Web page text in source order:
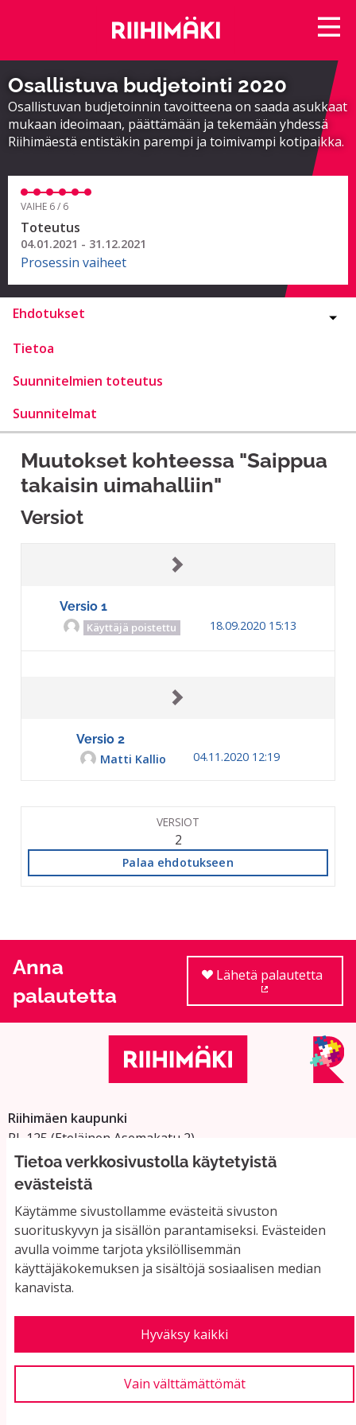
Tietoa verkkosivustolla käytetyistä
evästeistä
Käytämme sivustollamme evästeitä sivuston
suorituskyvyn ja sisällön parantamiseksi. Evästeiden
avulla voimme tarjota yksilöllisemmän
käyttäjäkokemuksen ja sisältöjä sosiaalisen median
kanavista.
Hyväksy kaikki
Vain välttämättömät
Osallistuva budjetointi 2020
Osallistuvan budjetoinnin tavoitteena on saada asukkaat
mukaan ideoimaan, päättämään ja tekemään yhdessä
Riihimäestä entistäkin parempi ja toimivampi kotipaikka.
VAIHE 6 / 6
Toteutus
04.01.2021 - 31.12.2021
Prosessin vaiheet
Ehdotukset
Tietoa
Suunnitelmien toteutus
Suunnitelmat
Muutokset kohteessa "Saippua
takaisin uimahalliin"
Versiot
Versio 1
Käyttäjä poistettu 18.09.2020 15:13
Versio 2
Matti Kallio
04.11.2020 12:19
VERSIOT
2
Palaa ehdotukseen
Anna
palautetta
Lähetä palautetta
Riihimäen kaupunki
PL 125 (Eteläinen Asemakatu 2)
11101 Riihimäki
Vaihde: 019 758 4000
Sähköpostiosoitteet:
etunimi.sukunimi@riihimaki.fi
Yhteystiedot ja usein kysyttyä
Käyttöehdot
Evästeasetukset